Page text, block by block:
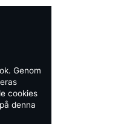
Genom
cookies
denna